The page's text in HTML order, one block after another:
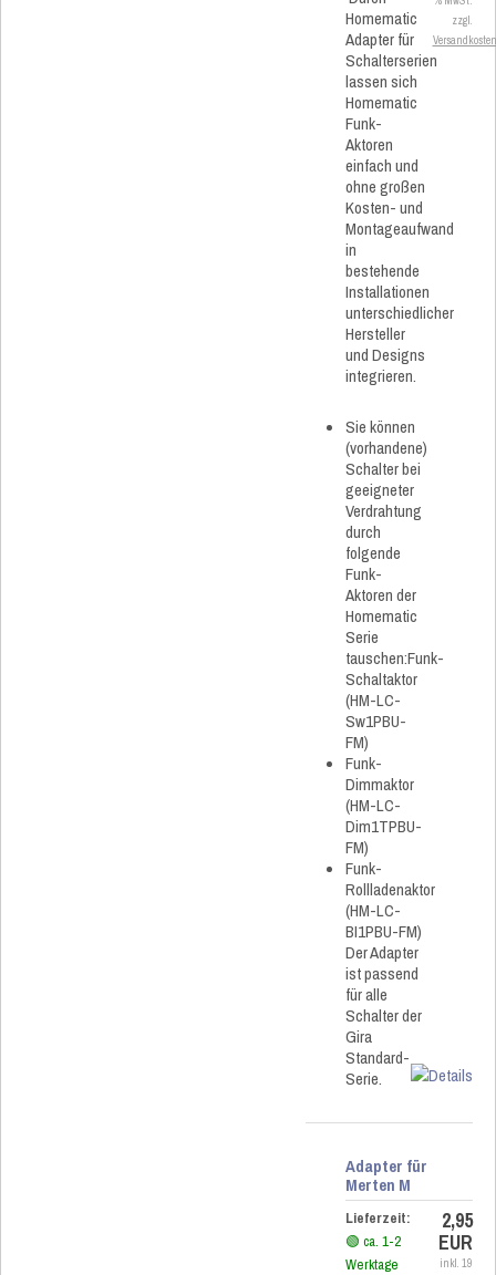
Homematic
Adapter für
Schalterserien
lassen sich
Homematic
Funk-
Aktoren
einfach und
ohne großen
Kosten- und
Montageaufwand
in
bestehende
Installationen
unterschiedlicher
Hersteller
und Designs
integrieren.
Sie können
(vorhandene)
Schalter bei
geeigneter
Verdrahtung
durch
folgende
Funk-
Aktoren der
Homematic
Serie
tauschen:Funk-
Schaltaktor
(HM-LC-
Sw1PBU-
FM)
Funk-
Dimmaktor
(HM-LC-
Dim1TPBU-
FM)
Funk-
Rollladenaktor
(HM-LC-
BI1PBU-FM)
Der Adapter
ist passend
für alle
Schalter der
Gira
Standard-
Serie.
zzgl.
Versandkosten
Adapter für
Merten M
Lieferzeit:
🟢 ca. 1-2
Werktage
2,95
EUR
inkl. 19